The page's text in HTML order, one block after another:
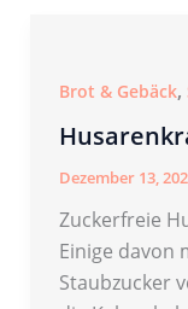
Brot & Gebäck,
Dezember 13,
Zuckerfreie
Einige davon
Staubzucker